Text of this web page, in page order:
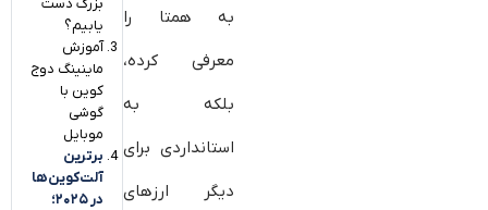
به همتا را
معرفی کرده،
بلکه به
استانداردی برای
دیگر ارزهای
یابیم؟
آموزش
ماینینگ دوج
کوین با
گوشی
موبایل
برترین
آلت‌کوین‌ها
در ۲۰۲۵؛